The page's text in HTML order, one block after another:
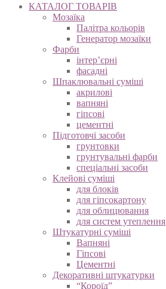
КАТАЛОГ ТОВАРІВ
Мозаїка
Палітра кольорів
Генератор мозаїки
Фарби
інтер’єрні
фасадні
Шпаклювальні суміші
акрилові
вапняні
гіпсові
цементні
Підготовчі засоби
грунтовки
грунтувальні фарби
спеціальні засоби
Клейові суміші
для блоків
для гіпсокартону
для облицювання
для систем утеплення
Штукатурні суміші
Вапняні
Гіпсові
Цементні
Декоративні штукатурки
“Короїд”